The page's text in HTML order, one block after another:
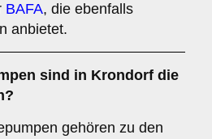
BAFA, die ebenfalls
anbietet.
sind in Krondorf die
gehören zu den